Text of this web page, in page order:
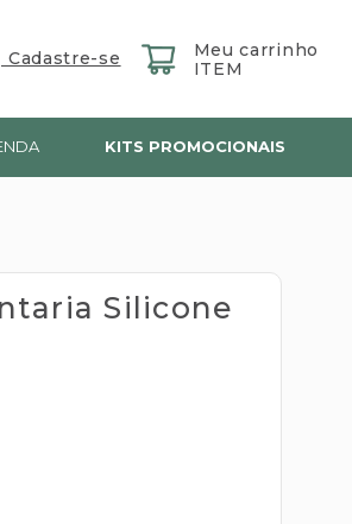
KITS PROMOCIONAIS
Silicone